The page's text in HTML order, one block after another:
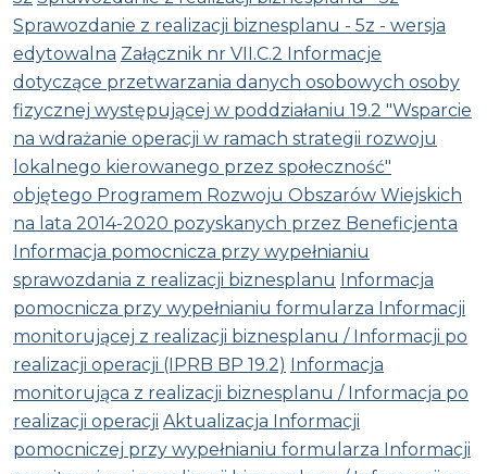
Sprawozdanie z realizacji biznesplanu - 5z - wersja
edytowalna Załącznik nr VII.C.2 Informacje
dotyczące przetwarzania danych osobowych osoby
fizycznej występującej w poddziałaniu 19.2 "Wsparcie
na wdrażanie operacji w ramach strategii rozwoju
lokalnego kierowanego przez społeczność"
objętego Programem Rozwoju Obszarów Wiejskich
na lata 2014-2020 pozyskanych przez Beneficjenta
Informacja pomocnicza przy wypełnianiu
sprawozdania z realizacji biznesplanu Informacja
pomocnicza przy wypełnianiu formularza Informacji
monitorującej z realizacji biznesplanu / Informacji po
realizacji operacji (IPRB BP 19.2) Informacja
monitorująca z realizacji biznesplanu / Informacja po
realizacji operacji Aktualizacja Informacji
pomocniczej przy wypełnianiu formularza Informacji